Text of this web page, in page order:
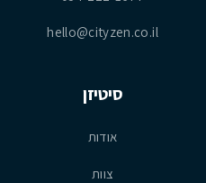
hello@cityzen.co.il
סיטיזן
אודות
צוות